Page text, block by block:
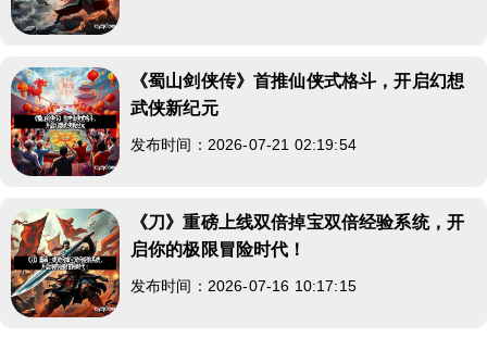
《蜀山剑侠传》首推仙侠式格斗，开启幻想
武侠新纪元
发布时间：2026-07-21 02:19:54
《刀》重磅上线双倍掉宝双倍经验系统，开
启你的极限冒险时代！
发布时间：2026-07-16 10:17:15